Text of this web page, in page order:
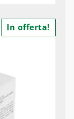
In offerta!